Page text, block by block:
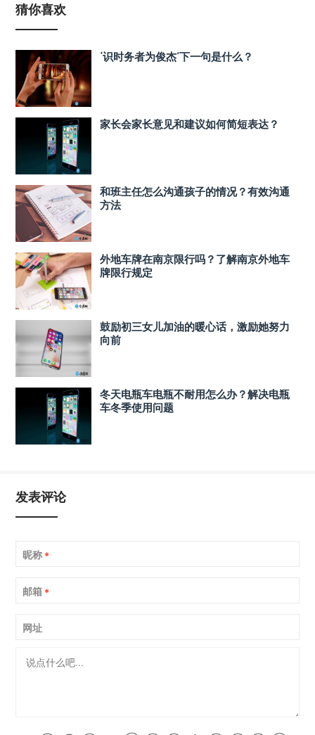
猜你喜欢
‘识时务者为俊杰’下一句是什么？
家长会家长意见和建议如何简短表达？
和班主任怎么沟通孩子的情况？有效沟通
方法
外地车牌在南京限行吗？了解南京外地车
牌限行规定
鼓励初三女儿加油的暖心话，激励她努力
向前
冬天电瓶车电瓶不耐用怎么办？解决电瓶
车冬季使用问题
发表评论
昵称 *
邮箱 *
网址